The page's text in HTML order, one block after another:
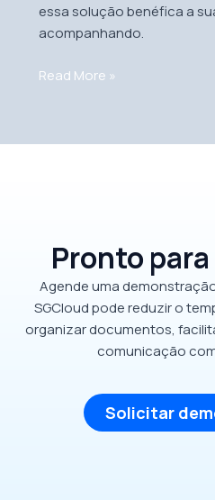
essa solução benéfica a
acompanhando.
Read More »
Pronto
Agende uma
SGCloud pode reduzir o
organizar documentos,
comunicação
Solicitar